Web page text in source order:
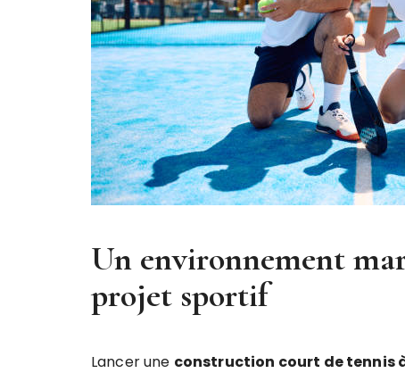
Un environnement
projet sportif
Lancer une construction court de tennis